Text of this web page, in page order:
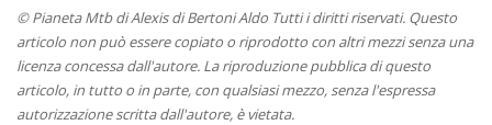
© Pianeta Mtb di Alexis di Bertoni Aldo Tutti i diritti riservati. Questo
articolo non può essere copiato o riprodotto con altri mezzi senza una
licenza concessa dall'autore. La riproduzione pubblica di questo
articolo, in tutto o in parte, con qualsiasi mezzo, senza l'espressa
autorizzazione scritta dall'autore, è vietata.